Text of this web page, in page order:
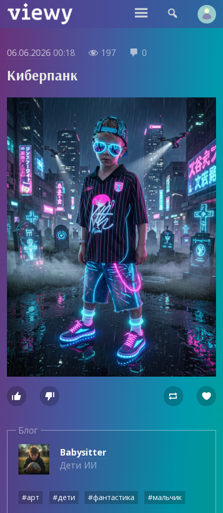
 
06.06.2026 00:18  197  0
Киберпанк
   
Блог
Babysitter
Дети ИИ
#арт #дети #фантастика #мальчик